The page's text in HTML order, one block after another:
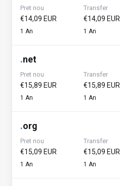
Pret nou
€14,09 EUR
1 An
Transfer
€14,09 EUR
1 An
.net
Pret nou
€15,89 EUR
1 An
Transfer
€15,89 EUR
1 An
.org
Pret nou
€15,09 EUR
1 An
Transfer
€15,09 EUR
1 An